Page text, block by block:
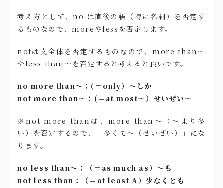
考え方として、no は直後の語（特に名詞）を否定す
るものなので、moreやlessを否定します。
notは文全体を否定するものなので、more than〜
やless than〜を否定すると考えると良いです。
no more than〜：(＝only）〜しか
not more than〜：(＝at most〜）せいぜい〜
※not more thanは、more than〜（〜より多
い）を否定するので、「多くて〜（せいぜい）」にな
ります。
no less than〜：（＝as much as）〜も
not less than：（＝at least A）少なくとも